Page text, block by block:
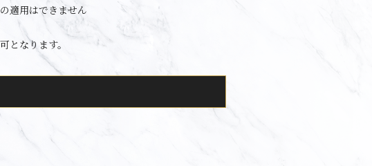
適用はできません
となります。